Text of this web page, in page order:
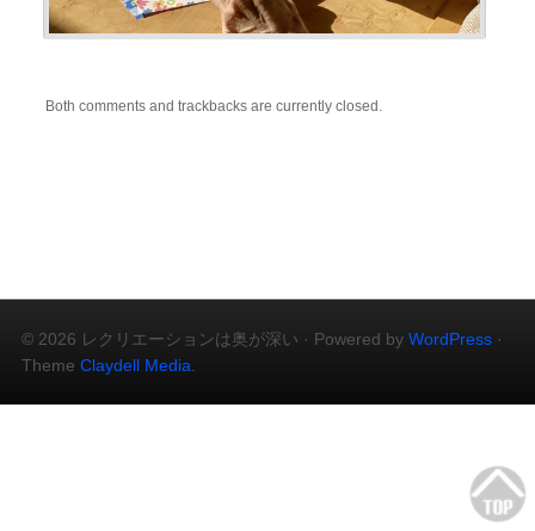
Both comments and trackbacks are currently closed.
© 2026 レクリエーションは奥が深い · Powered by WordPress·
Theme Claydell Media